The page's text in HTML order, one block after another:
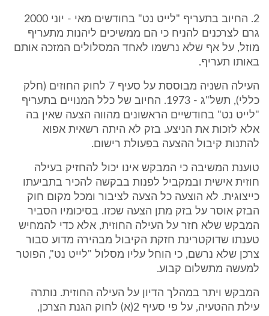
2. החיוב בתעריף "לייט נט" בחודשים מאי - יוני 2000
גרם לצרכנים להניח כי הם ממשיכים ליהנות מתעריף
מוזל, על אף שלא נרשמו לאחד המסלולים המזכה אותם
באותו תעריף.
העילה השניה מבוססת על סעיף 7 לחוק החוזים (חלק
כללי), תשל"ג - 1973. החיוב של כלל המנויים בתעריף
"לייט נט" בחודשיים הראשונים מהווה הצעה שאין בה
אלא לזכות את הניצע. בזק לא היתה רשאית אפוא
להתנות קיבול ההצעה בפעולת רישום.
טוענת המשיבה כי המבקש אינו יכול להחזיק בעילה
חוזית אישית ובמקביל לפנות בבקשה להכיר בתביעתו
כייצוגית. לא הוצעה כל הצעה לציבור ומכל מקום חוק
הבזק אוסר על בזק מתן הצעה שכזו. בסיכומיו הסביר
המבקש שלא חזר על העילה החוזית, אלא כדי להמחיש
טענתו שדוקטרינת חזקת הקיבול מבהירה מדוע סבור
צרכן שלא נרשם, כי הוחל עליו מסלול "לייט נט", הפוטר
למעשה מתשלום קבוע.
המבקש ויתר במהלך הדיון על העילה החוזית. נותרה
עילת ההטעיה, על פי סעיף 2(א) לחוק הגנת הצרכן,